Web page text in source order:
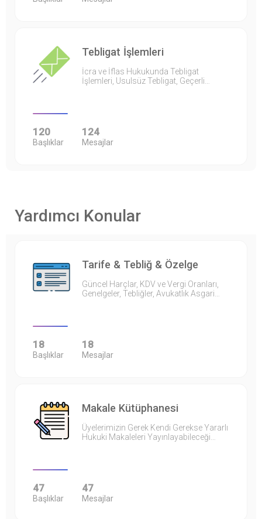
Tebligat İşlemleri
İcra ve İflas Hukukunda Tebligat
İşlemleri, Usulsüz Tebligat, Geçerli…
120
Başlıklar
124
Mesajlar
Yardımcı Konular
Tarife & Tebliğ & Özelge
Güncel Harçlar, KDV ve Vergi Oranları,
Genelgeler, Tebliğler, Avukatlık Asgari…
18
Başlıklar
18
Mesajlar
Makale Kütüphanesi
Üyelerimizin Gerek Kendi Gerekse Yararlı
Hukuki Makaleleri Yayınlayabileceği…
47
Başlıklar
47
Mesajlar